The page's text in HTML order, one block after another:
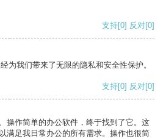
支持[0] 反对[0]
为我们带来了无限的隐私和安全性保护。
支持[0] 反对[0]
操作简单的办公软件，终于找到了它。这
满足我日常办公的所有需求。操作也很简